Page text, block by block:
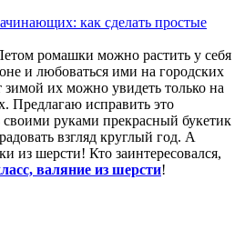
как сделать простые
ромашки можно растить у себя
и любоваться ими на городских
их можно увидеть только на
Предлагаю исправить это
своими руками прекрасный букетик
взгляд круглый год. А
из шерсти! Кто заинтересовался,
валяние из шерсти!